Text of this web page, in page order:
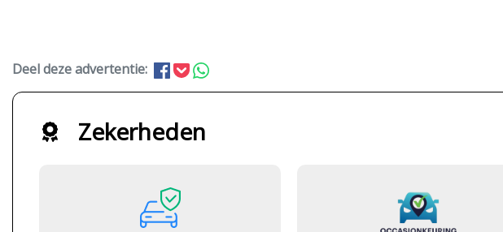
Deel deze advertentie:
Zekerheden